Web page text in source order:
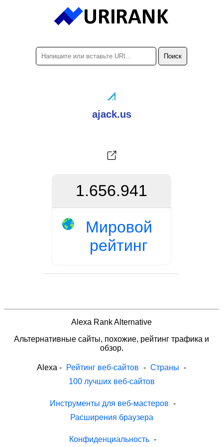
ajack.us
1.656.941
Мировой
рейтинг
Alexa Rank Alternative
Альтернативные сайты, похожие, рейтинг трафика и
обзор.
Alexa - Рейтинг веб-сайтов - Страны -
100 лучших веб-сайтов
Инструменты для веб-мастеров -
Расширения браузера
Конфиденциальность -